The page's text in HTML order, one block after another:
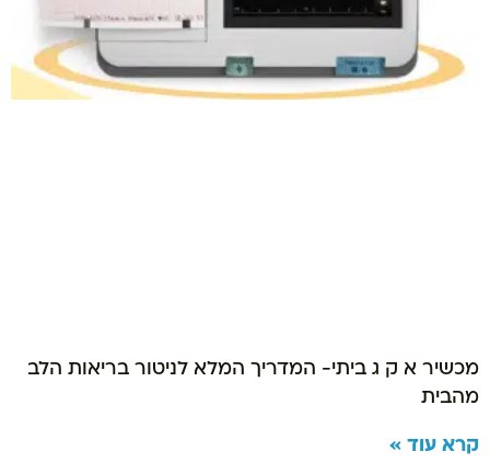
מכשיר א ק ג ביתי- המדריך המלא לניטור בריאות הלב
מהבית
קרא עוד »